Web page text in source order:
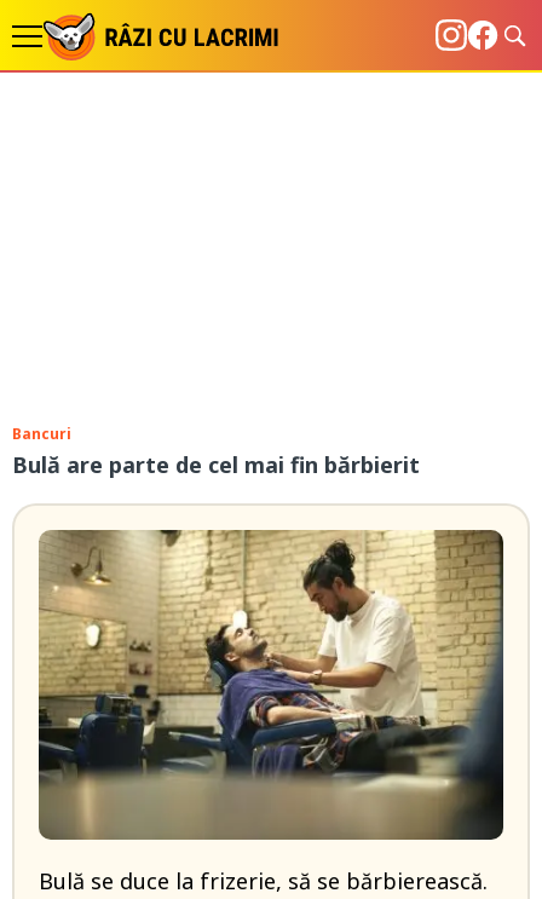
Bancuri
Bulă are parte de cel mai fin bărbierit
Bulă se duce la frizerie, să se bărbierească.